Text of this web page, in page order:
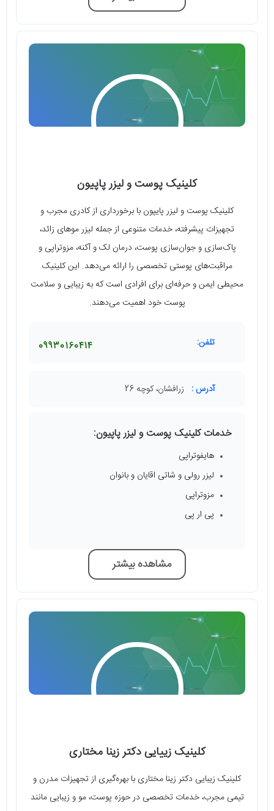
کلینیک پوست و لیزر پاپیون
کلینیک پوست و لیزر پایپون با برخورداری از کادری مجرب و
تجهیزات پیشرفته، خدمات متنوعی از جمله لیزر موهای زائد،
پاک‌سازی و جوان‌سازی پوست، درمان لک و آکنه، مزوتراپی و
مراقبت‌های پوستی تخصصی را ارائه می‌دهد. این کلینیک
محیطی ایمن و حرفه‌ای برای افرادی است که به زیبایی و سلامت
پوست خود اهمیت می‌دهند.
تلفن: 09930160414
آدرس : زرافشان، کوچه 26
خدمات کلینیک پوست و لیزر پاپیون:
هایفوتراپی
لیزر رولی و شاتی اقایان و بانوان
مزوتراپی
پی ار پی
مشاهده بیشتر
کلینیک زییایی دکتر زینا مختاری
کلینیک زیبایی دکتر زینا مختاری با بهره‌گیری از تجهیزات مدرن و
تیمی مجرب، خدمات تخصصی در حوزه پوست، مو و زیبایی مانند